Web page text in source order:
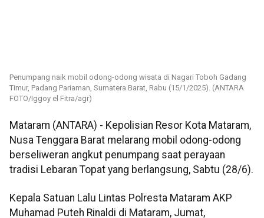
Penumpang naik mobil odong-odong wisata di Nagari Toboh Gadang
Timur, Padang Pariaman, Sumatera Barat, Rabu (15/1/2025). (ANTARA
FOTO/Iggoy el Fitra/agr)
Mataram (ANTARA) - Kepolisian Resor Kota Mataram,
Nusa Tenggara Barat melarang mobil odong-odong
berseliweran angkut penumpang saat perayaan
tradisi Lebaran Topat yang berlangsung, Sabtu (28/6).
Kepala Satuan Lalu Lintas Polresta Mataram AKP
Muhamad Puteh Rinaldi di Mataram, Jumat,